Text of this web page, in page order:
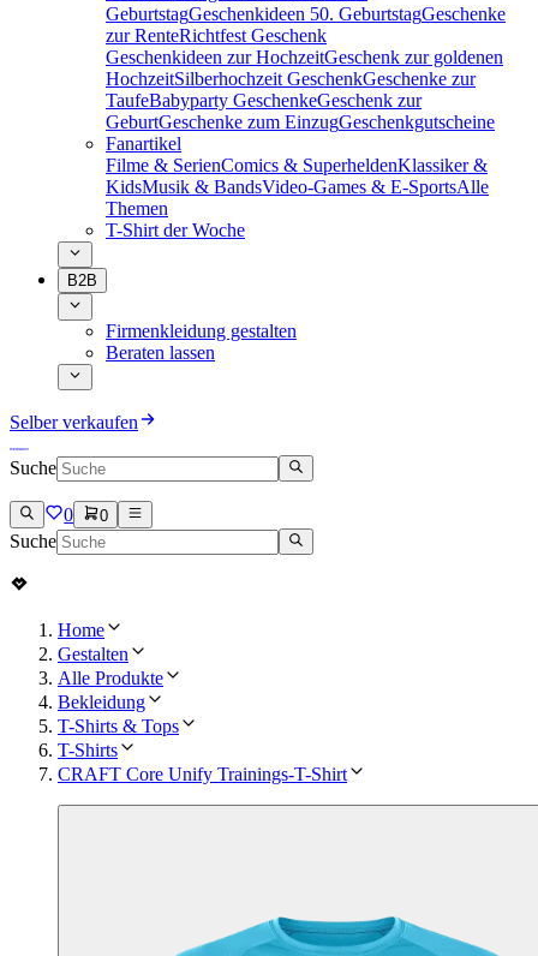
GeburtstagGeschenkideen 50. GeburtstagGeschenke
zur RenteRichtfest Geschenk
Geschenkideen zur HochzeitGeschenk zur goldenen
HochzeitSilberhochzeit GeschenkGeschenke zur
TaufeBabyparty GeschenkeGeschenk zur
GeburtGeschenke zum EinzugGeschenkgutscheine
Fanartikel
Filme & SerienComics & SuperheldenKlassiker &
KidsMusik & BandsVideo-Games & E-SportsAlle
Themen
T-Shirt der Woche
B2B
Firmenkleidung gestalten
Beraten lassen
Selber verkaufen
Suche
0 0
Suche
Home
Gestalten
Alle Produkte
Bekleidung
T-Shirts & Tops
T-Shirts
CRAFT Core Unify Trainings-T-Shirt